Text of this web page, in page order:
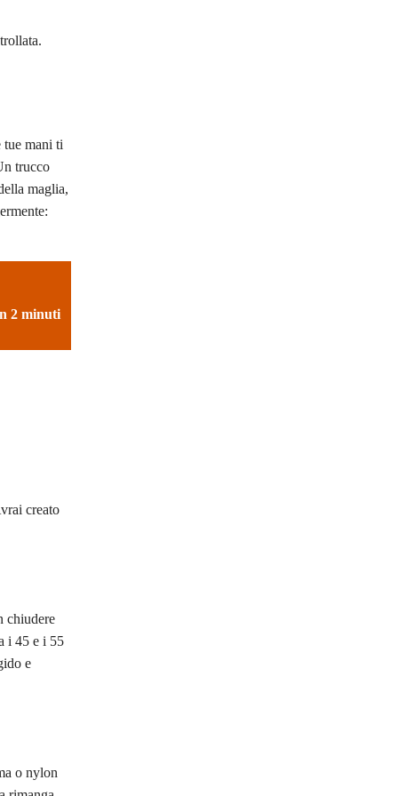
tue mani ti
trucco
maglia,
2 minuti
creato
chiudere
i 45 e i 55
e
o nylon